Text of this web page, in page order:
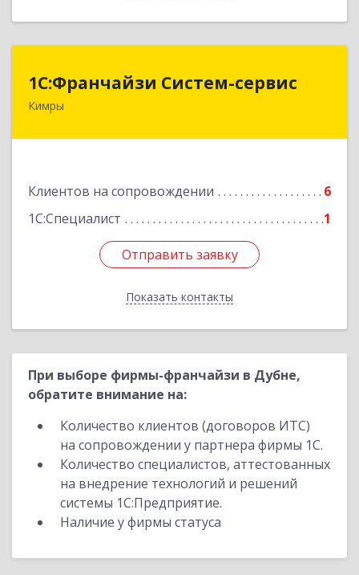
1С:Франчайзи Систем-сервис
Кимры
Клиентов на сопровождении
6
1С:Специалист
1
Отправить заявку
Показать контакты
1С:Франчайзи Систем-сервис
Отправить заявку
Назад
При выборе фирмы-франчайзи в Дубне,
обратите внимание на:
Количество клиентов (договоров ИТС)
на сопровождении у партнера фирмы 1С.
Количество специалистов, аттестованных
на внедрение технологий и решений
системы 1С:Предприятие.
Наличие у фирмы статуса